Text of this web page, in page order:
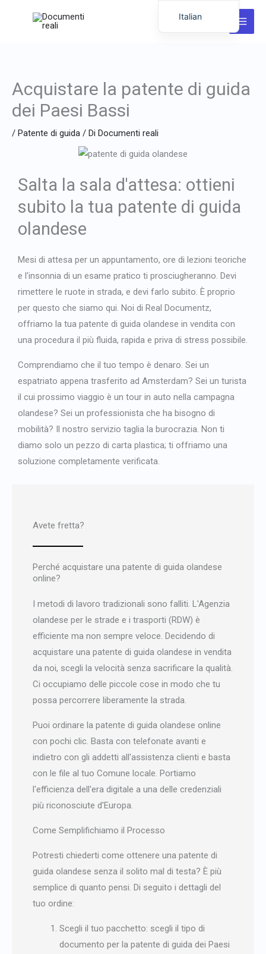
Acquistare la patente di guida
dei Paesi Bassi
/ Patente di guida / Di Documenti reali
Salta la sala d'attesa: ottieni
subito la tua patente di guida
olandese
Mesi di attesa per un appuntamento, ore di lezioni teoriche
e l'insonnia di un esame pratico ti prosciugheranno. Devi
rimettere le ruote in strada, e devi farlo subito. È proprio
per questo che siamo qui. Noi di Real Documentz,
offriamo la tua patente di guida olandese in vendita con
una procedura il più fluida, rapida e priva di stress possibile.
Comprendiamo che il tuo tempo è denaro. Sei un
espatriato appena trasferito ad Amsterdam? Sei un turista
il cui prossimo viaggio è un tour in auto nella campagna
olandese? Sei un professionista che ha bisogno di
mobilità? Il nostro servizio taglia la burocrazia. Non ti
diamo solo un pezzo di carta plastica; ti offriamo una
soluzione completamente verificata.
Avete fretta?
Perché acquistare una patente di guida olandese
online?
I metodi di lavoro tradizionali sono falliti. L'Agenzia
olandese per le strade e i trasporti (RDW) è
efficiente ma non sempre veloce. Decidendo di
acquistare una patente di guida olandese in vendita
da noi, scegli la velocità senza sacrificare la qualità.
Ci occupiamo delle piccole cose in modo che tu
possa percorrere liberamente la strada.
Puoi ordinare la patente di guida olandese online
con pochi clic. Basta con telefonate avanti e
indietro con gli addetti all'assistenza clienti e basta
con le file al tuo Comune locale. Portiamo
l'efficienza dell'era digitale a una delle credenziali
più riconosciute d'Europa.
Come Semplifichiamo il Processo
Potresti chiederti come ottenere una patente di
guida olandese senza il solito mal di testa? È più
semplice di quanto pensi. Di seguito i dettagli del
tuo ordine:
Scegli il tuo pacchetto: scegli il tipo di
documento per la patente di guida dei Paesi
Italian
Latvian
Polish
Lithuanian
Spanish
Japanese
Bulgarian
Arabic
Danish